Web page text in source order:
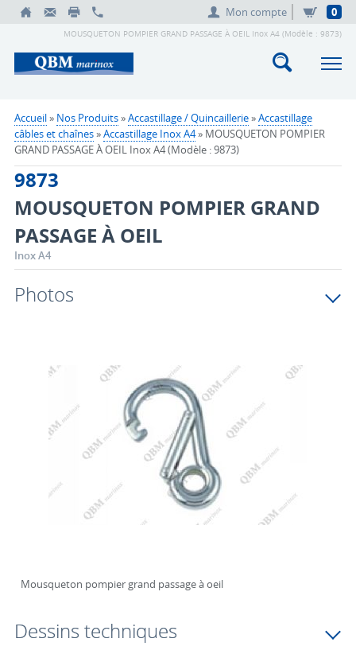
Mon compte 0
MOUSQUETON POMPIER GRAND PASSAGE À OEIL Inox A4 (Modèle : 9873)
Accueil» Nos Produits»Accastillage / Quincaillerie»Accastillage
câbles et chaînes»Accastillage Inox A4» MOUSQUETON POMPIER
GRAND PASSAGE À OEIL Inox A4 (Modèle : 9873)
9873
MOUSQUETON POMPIER GRAND
PASSAGE À OEIL
Inox A4
Photos
Mousqueton pompier grand passage à oeil
Dessins techniques